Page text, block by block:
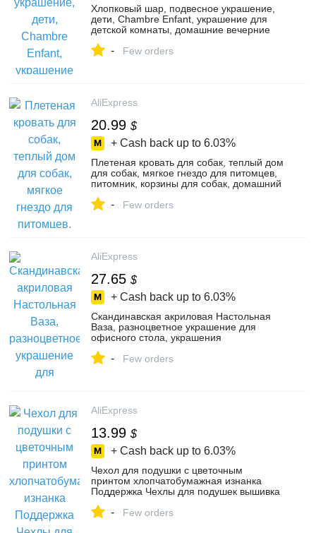
Хлопковый шар, подвесное украшение,
дети, Chambre Enfant, украшение для
детской комнаты, домашние вечерние
на с...
- Few orders
AliExpress
20.99 $
+ Cash back up to 6.03%
Плетеная кровать для собак, теплый дом
для собак, мягкое гнездо для питомцев,
питомник, корзины для собак, домашний
- Few orders
AliExpress
27.65 $
+ Cash back up to 6.03%
Скандинавская акриловая Настольная
Ваза, разноцветное украшение для
офисного стола, украшения
цветов, ...
- Few orders
AliExpress
13.99 $
+ Cash back up to 6.03%
Чехол для подушки с цветочным
принтом хлопчатобумажная изнанка
Поддержка Чехлы для подушек вышивка
Декоративны...
- Few orders